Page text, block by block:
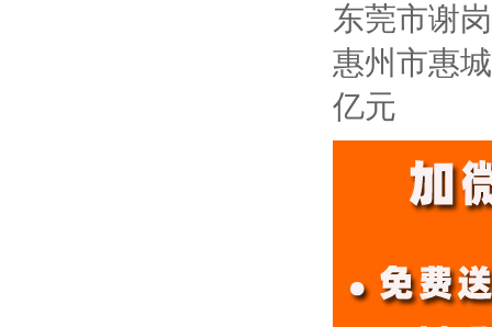
东莞市谢
惠州市惠
亿元